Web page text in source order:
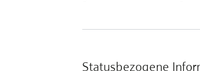
Statusbezogene